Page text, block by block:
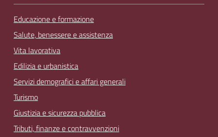
Educazione e formazione
Salute, benessere e assistenza
Vita lavorativa
Edilizia e urbanistica
Servizi demografici e affari generali
Turismo
Giustizia e sicurezza pubblica
Tributi, finanze e contravvenzioni